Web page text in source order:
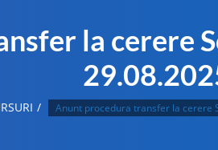
la cerere
Anunt procedura transfer la cerere